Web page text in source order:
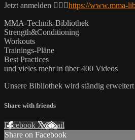
Jetzt anmelden 👉🏼🔥https://www.mma-
MMA-Technik-Bibliothek
Strength&Conditioning
Workouts
Trainings-Pläne
Best Practices
und vieles mehr in über 400 Videos
Unsere Bibliothek wird ständig
Share with friends
Facebook XEmail
Share on Facebook